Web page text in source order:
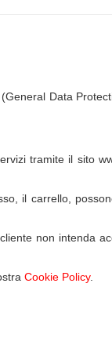
Data
tramite il sito
il carrello,
non intenda
Cookie Policy.